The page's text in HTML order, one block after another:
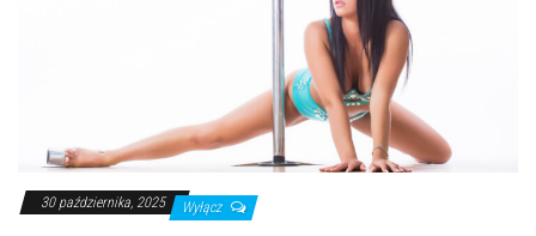
30 października, 2025 Wyłącz